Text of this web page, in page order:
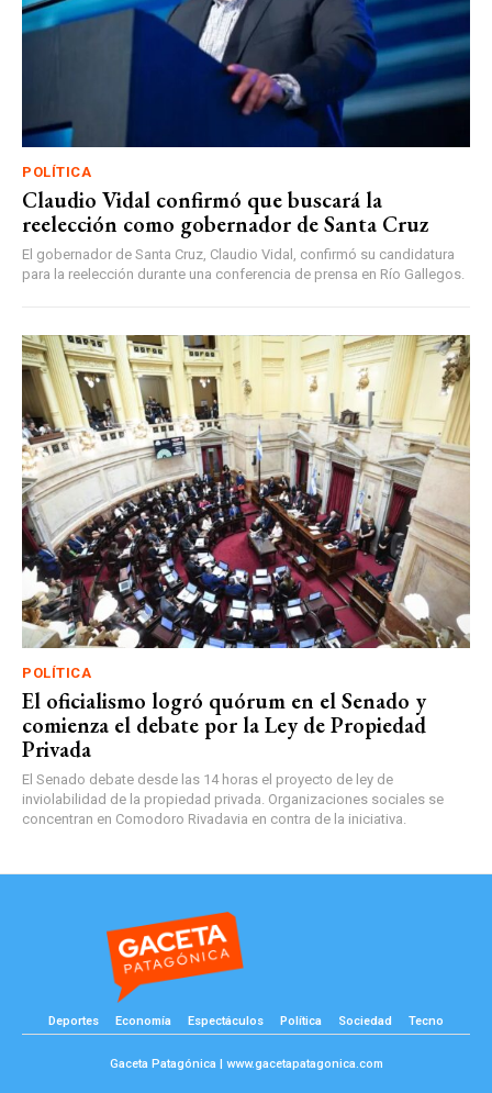
POLÍTICA
Claudio Vidal confirmó que buscará la
reelección como gobernador de Santa Cruz
El gobernador de Santa Cruz, Claudio Vidal, confirmó su candidatura
para la reelección durante una conferencia de prensa en Río Gallegos.
POLÍTICA
El oficialismo logró quórum en el Senado y
comienza el debate por la Ley de Propiedad
Privada
El Senado debate desde las 14 horas el proyecto de ley de
inviolabilidad de la propiedad privada. Organizaciones sociales se
concentran en Comodoro Rivadavia en contra de la iniciativa.
Deportes Economía Espectáculos Política Sociedad Tecno
Gaceta Patagónica | www.gacetapatagonica.com